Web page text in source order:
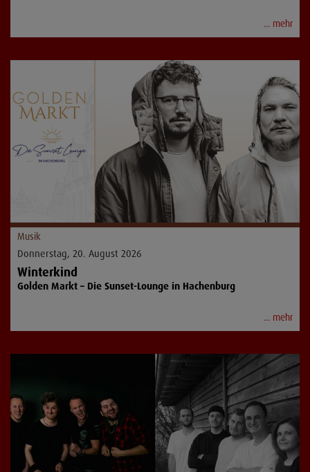
... mehr
Musik
Donnerstag, 20. August 2026
Winterkind
Golden Markt – Die Sunset-Lounge in Hachenburg
... mehr